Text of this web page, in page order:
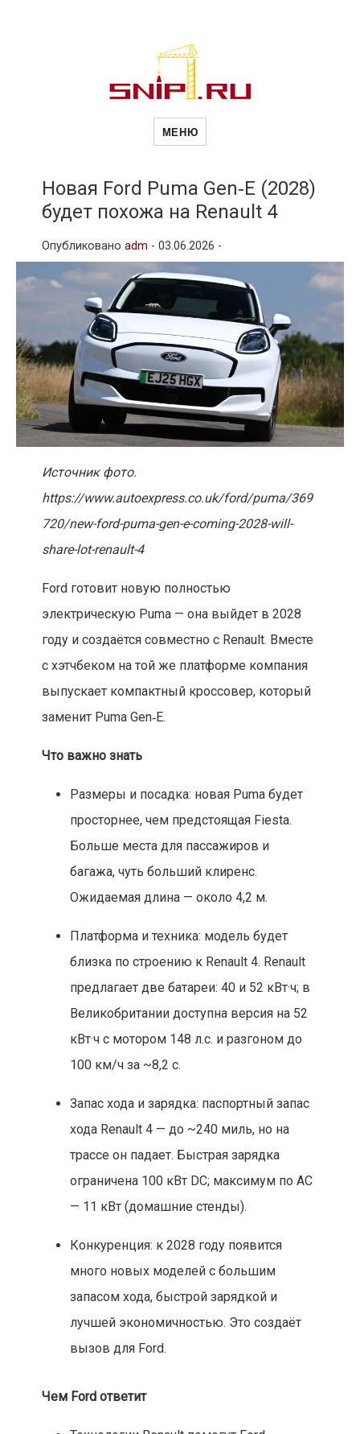
Новости
и
другие связанные со стройкой
рубрики
МЕНЮ
Новая Ford Puma Gen‑E (2028)
будет похожа на Renault 4
Опубликовано adm - 03.06.2026 -
Источник фото.
https://www.autoexpress.co.uk/ford/puma/369
720/new-ford-puma-gen-e-coming-2028-will-
share-lot-renault-4
Ford готовит новую полностью
электрическую Puma — она выйдет в 2028
году и создаётся совместно с Renault. Вместе
с хэтчбеком на той же платформе компания
выпускает компактный кроссовер, который
заменит Puma Gen‑E.
Что важно знать
Размеры и посадка: новая Puma будет
просторнее, чем предстоящая Fiesta.
Больше места для пассажиров и
багажа, чуть больший клиренс.
Ожидаемая длина — около 4,2 м.
Платформа и техника: модель будет
близка по строению к Renault 4. Renault
предлагает две батареи: 40 и 52 кВт·ч; в
Великобритании доступна версия на 52
кВт·ч с мотором 148 л.с. и разгоном до
100 км/ч за ~8,2 с.
Запас хода и зарядка: паспортный запас
хода Renault 4 — до ~240 миль, но на
трассе он падает. Быстрая зарядка
ограничена 100 кВт DC; максимум по AC
— 11 кВт (домашние стенды).
Конкуренция: к 2028 году появится
много новых моделей с большим
запасом хода, быстрой зарядкой и
лучшей экономичностью. Это создаёт
вызов для Ford.
Чем Ford ответит